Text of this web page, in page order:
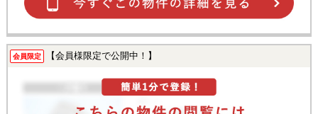
会員限定 【会員様限定で公開中！】